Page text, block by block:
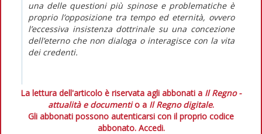
una delle questioni più spinose e problematiche è
proprio l’opposizione tra tempo ed eternità, ovvero
l’eccessiva insistenza dottrinale su una concezione
dell’eterno che non dialoga o interagisce con la vita
dei credenti.
La lettura dell'articolo è riservata agli abbonati a Il Regno -
attualità e documentio a Il Regno digitale.
Gli abbonati possono autenticarsi con il proprio codice
abbonato. Accedi.